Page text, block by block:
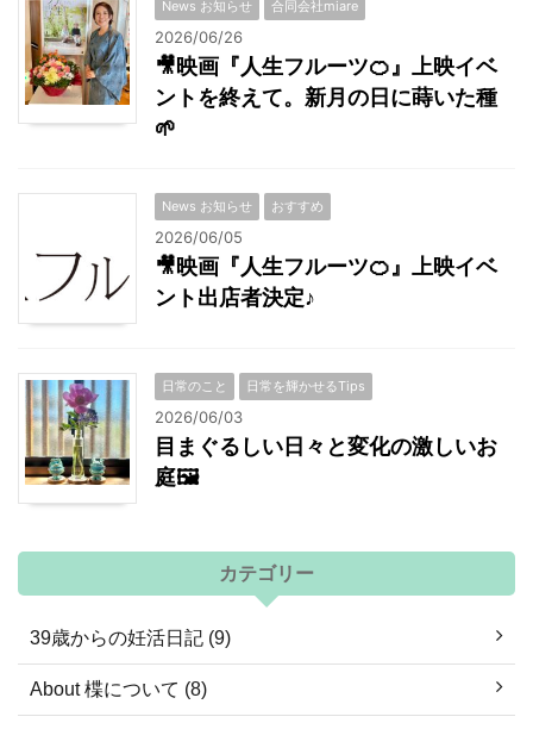
News お知らせ 合同会社miare
2026/06/26
🎥映画『人生フルーツ🍊』上映イベ
ントを終えて。新月の日に蒔いた種
🌱
News お知らせ おすすめ
2026/06/05
🎥映画『人生フルーツ🍊』上映イベ
ント出店者決定♪
日常のこと 日常を輝かせるTips
2026/06/03
目まぐるしい日々と変化の激しいお
庭🖼
カテゴリー
39歳からの妊活日記 (9)
About 楪について (8)